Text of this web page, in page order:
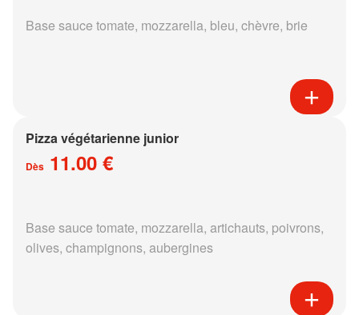
Base sauce tomate, mozzarella, bleu, chèvre, brie
Pizza végétarienne junior
Dès 11.00 €
Base sauce tomate, mozzarella, artichauts, poivrons,
olives, champignons, aubergines